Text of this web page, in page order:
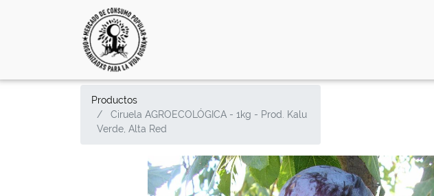
Productos
Ciruela AGROECOLÓGICA - 1kg - Prod. Kalu
Verde, Alta Red